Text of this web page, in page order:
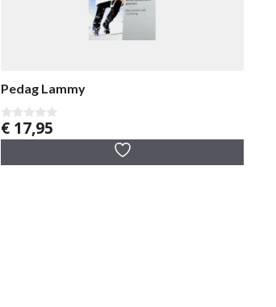
Pedag Lammy
0
v
€ 17,95